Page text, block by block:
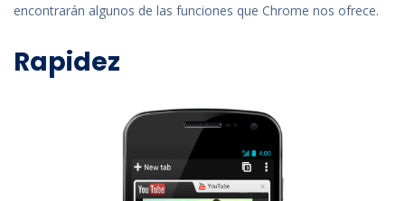
encontrarán algunos de las funciones que Chrome nos ofrece.
Rapidez